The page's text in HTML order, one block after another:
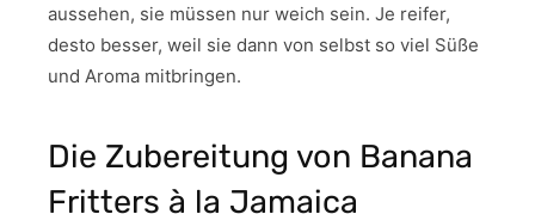
aussehen, sie müssen nur weich sein. Je reifer,
desto besser, weil sie dann von selbst so viel Süße
und Aroma mitbringen.
Die Zubereitung von Banana
Fritters à la Jamaica